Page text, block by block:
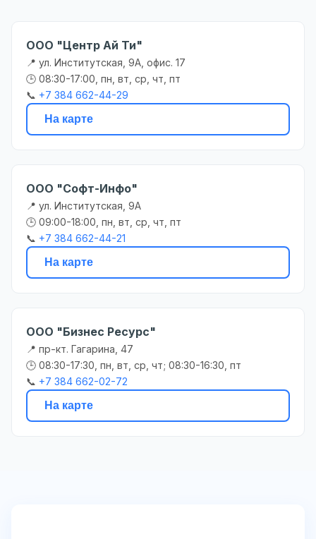
ООО "Центр Ай Ти"
📍 ул. Институтская, 9А, офис. 17
🕒 08:30-17:00, пн, вт, ср, чт, пт
📞 +7 384 662-44-29
На карте
ООО "Софт-Инфо"
📍 ул. Институтская, 9А
🕒 09:00-18:00, пн, вт, ср, чт, пт
📞 +7 384 662-44-21
На карте
ООО "Бизнес Ресурс"
📍 пр-кт. Гагарина, 47
🕒 08:30-17:30, пн, вт, ср, чт; 08:30-16:30, пт
📞 +7 384 662-02-72
На карте